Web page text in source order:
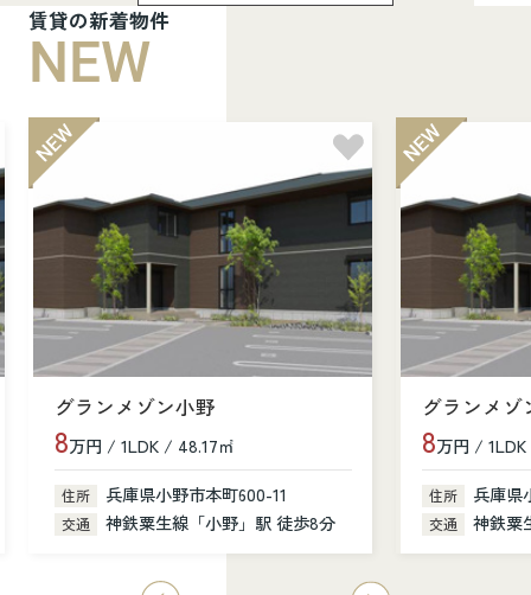
賃貸の新着物件
NEW
グランメゾン小野
8万円 / 1LDK / 48.17㎡
住所 兵庫県小野市本町600-11
交通 神鉄粟生線「小野」駅 徒歩8分
グランメゾ
8万円 /
住所 兵庫県
交通 神鉄粟